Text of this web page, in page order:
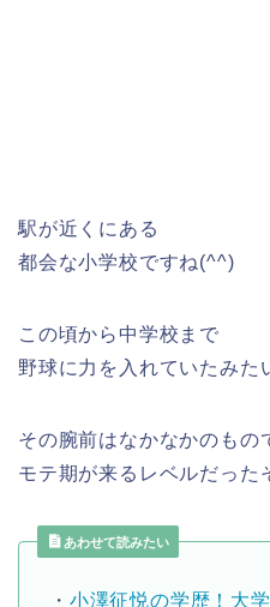
駅が近くにある
都会な小学校ですね(^^)
この頃から中学校まで
野球に力を入れていたみた
その腕前はなかなかのもの
モテ期が来るレベルだった
あわせて読みたい
・ 小澤征悦の学歴！大